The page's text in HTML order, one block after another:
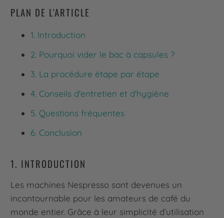
PLAN DE L'ARTICLE
1. Introduction
2. Pourquoi vider le bac à capsules ?
3. La procédure étape par étape
4. Conseils d'entretien et d'hygiène
5. Questions fréquentes
6. Conclusion
1. INTRODUCTION
Les machines Nespresso sont devenues un
incontournable pour les amateurs de café du
monde entier. Grâce à leur simplicité d’utilisation